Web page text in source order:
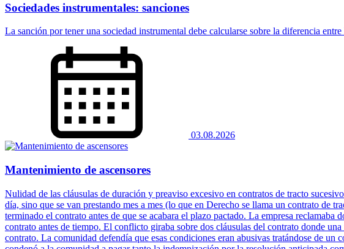
Sociedades instrumentales: sanciones
La sanción por tener una sociedad instrumental debe calcularse sobre la diferencia
03.08.2026
Mantenimiento de ascensores
Nulidad de las cláusulas de duración y preaviso excesivo en contratos de tracto
día, sino que se van prestando mes a mes (lo que en Derecho se llama un contrato de
terminado el contrato antes de que se acabara el plazo pactado. La empresa
contrato antes de tiempo. El conflicto giraba sobre dos cláusulas del contrato donde
contrato. La comunidad defendía que esas condiciones eran abusivas tratándose de